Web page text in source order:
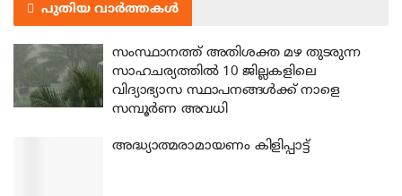
പുതിയ വാർത്തകൾ
സംസ്ഥാനത്ത് അതിശക്ത മഴ തുടരുന്ന
സാഹചര്യത്തിൽ 10 ജില്ലകളിലെ
വിദ്യാഭ്യാസ സ്ഥാപനങ്ങൾക്ക് നാളെ
സമ്പൂർണ അവധി
അദ്ധ്യാത്മരാമായണം കിളിപ്പാട്ട്